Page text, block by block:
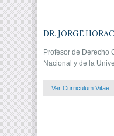
DR. JORGE
Profesor de Derecho
Nacional y de la
Ver Curriculum Vitae